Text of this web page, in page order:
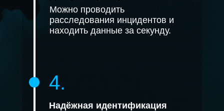
Можно проводить
расследования инцидентов и
находить данные за секунду.
Надёжная идентификация
4.